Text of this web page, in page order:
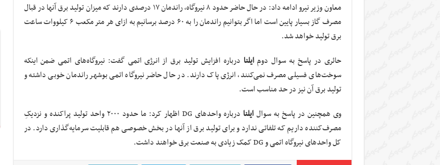
معاون وزیر نیرو ادامه داد: در حال حاضر حدود ۸ نیروگاه، راندمان ۱۷ درصدی دارند که میزان تولید برق آنها در قبال
مصرف گاز بسیار پایین است اما اگر بتوانیم راندمان را به ۶۰ درصد برسانیم به ازای هر متر مکعب ۶ کیلووات ساعت
برق تولید خواهد شد.
حائری در پاسخ به سوال دومایلنا درباره افزایش تولید برق از انرژی اتمی گفت: نیروگاه‌های اتمی ضمن اینکه
سوخت‌های فسیلی مصرف نمی‌کنند، انرژی پاک دارند. در حال حاضر نیروگاه اتمی بوشهر راندمان خوبی داشته و
تولید برق آن نیز در حد مناسب است.
وی همچنین در پاسخ به سوالایلنا
درباره واحدهای DG اظهار کرد: ما حدود ۲۰۰۰ واحد تولید پراکنده و نزدیکِ
مصرف‌کننده داریم که تلفاتی ندارد و برای تولید برق از آنها در بخش خصوصی هم قابلیت سرمایه‌گذاری دارد. در
کل واحدهای نیروگاه اتمی و DG کمک زیادی به صنعت برق خواهند داشت.